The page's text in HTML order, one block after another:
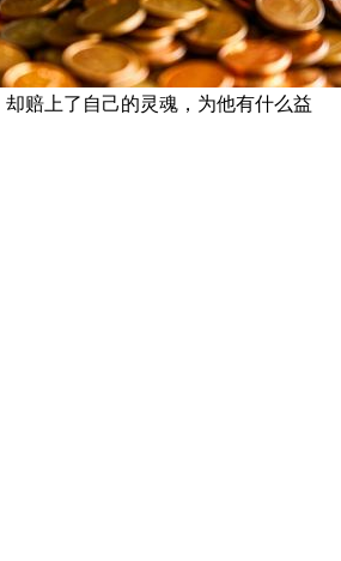
却赔上了自己的灵魂，为他有什么益